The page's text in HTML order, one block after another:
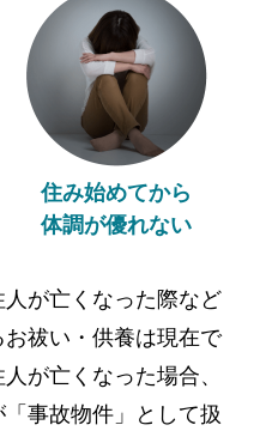
住み始めてから
体調が優れない
が亡くなった際など
祓い・供養は現在で
が亡くなった場合、
事故物件」として扱